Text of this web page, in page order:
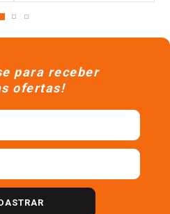
para receber
ofertas!